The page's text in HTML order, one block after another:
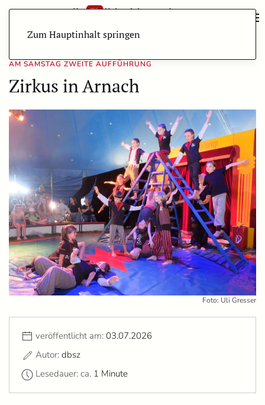
Zum Hauptinhalt springen
AM SAMSTAG ZWEITE AUFFÜHRUNG
Zirkus in Arnach
Foto: Uli Gresser
veröffentlicht am: 03.07.2026
Autor: dbsz
Lesedauer: ca. 1 Minute